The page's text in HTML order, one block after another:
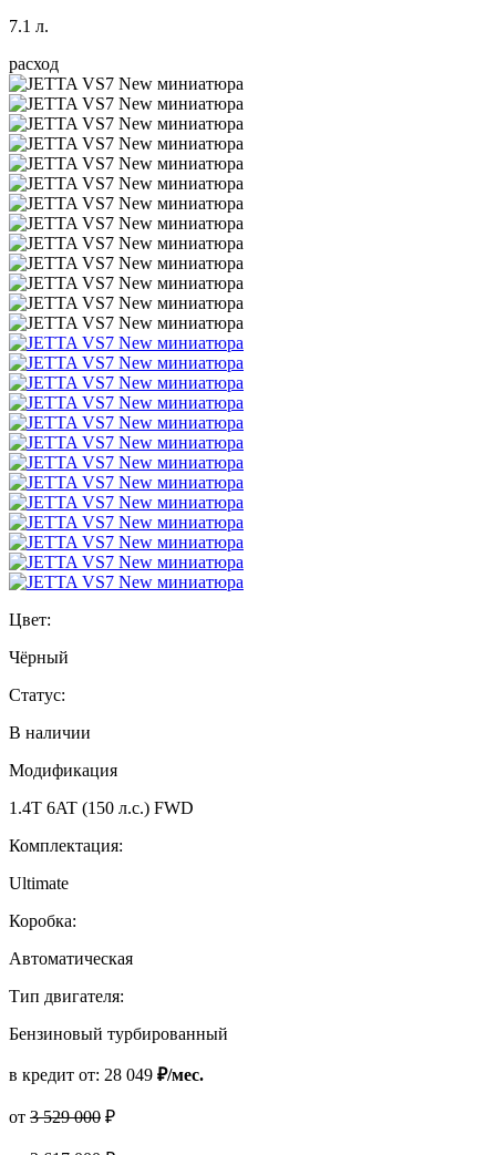
7.1 л.
расход
Цвет:
Чёрный
Статус:
В наличии
Модификация
1.4T 6AT (150 л.с.) FWD
Комплектация:
Ultimate
Коробка:
Автоматическая
Тип двигателя:
Бензиновый турбированный
в кредит от: 28 049 ₽/мес.
от 3 529 000 ₽